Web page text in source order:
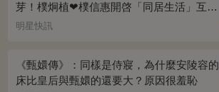
芽！樸炯植❤樸信惠開啓「同居生活」互相
共鳴、安慰~
明星快訊
《甄嬛傳》：同樣是侍寢，為什麼安陵容的
床比皇后與甄嬛的還要大？原因很羞恥